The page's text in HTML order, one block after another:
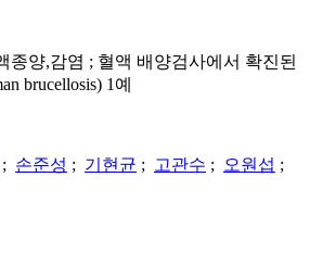
종양,감염 ; 혈액 배양검사에서 확진된
brucellosis) 1예
; 손준성 ; 기현균 ; 고관수 ; 오원섭 ;